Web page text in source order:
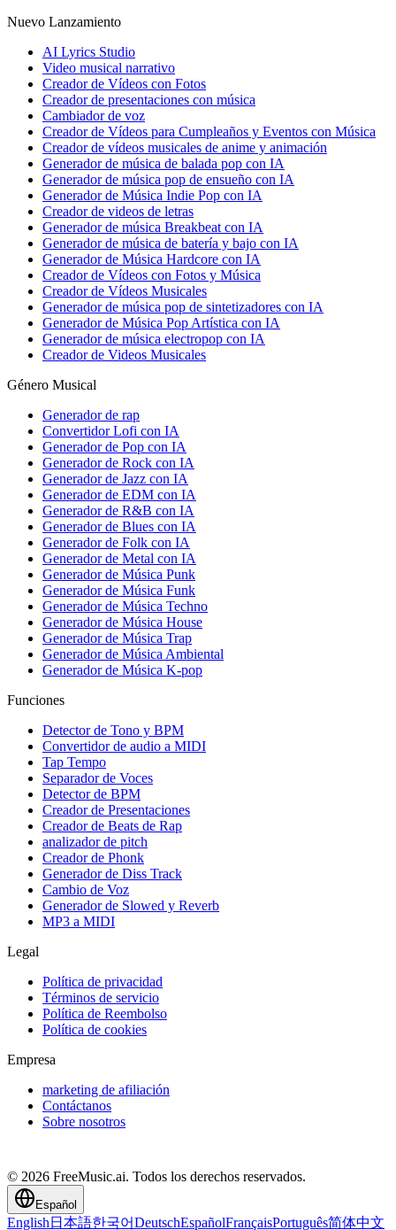
Nuevo Lanzamiento
AI Lyrics Studio
Video musical narrativo
Creador de Vídeos con Fotos
Creador de presentaciones con música
Cambiador de voz
Creador de Vídeos para Cumpleaños y Eventos con Música
Creador de vídeos musicales de anime y animación
Generador de música de balada pop con IA
Generador de música pop de ensueño con IA
Generador de Música Indie Pop con IA
Creador de videos de letras
Generador de música Breakbeat con IA
Generador de música de batería y bajo con IA
Generador de Música Hardcore con IA
Creador de Vídeos con Fotos y Música
Creador de Vídeos Musicales
Generador de música pop de sintetizadores con IA
Generador de Música Pop Artística con IA
Generador de música electropop con IA
Creador de Videos Musicales
Género Musical
Generador de rap
Convertidor Lofi con IA
Generador de Pop con IA
Generador de Rock con IA
Generador de Jazz con IA
Generador de EDM con IA
Generador de R&B con IA
Generador de Blues con IA
Generador de Folk con IA
Generador de Metal con IA
Generador de Música Punk
Generador de Música Funk
Generador de Música Techno
Generador de Música House
Generador de Música Trap
Generador de Música Ambiental
Generador de Música K-pop
Funciones
Detector de Tono y BPM
Convertidor de audio a MIDI
Tap Tempo
Separador de Voces
Detector de BPM
Creador de Presentaciones
Creador de Beats de Rap
analizador de pitch
Creador de Phonk
Generador de Diss Track
Cambio de Voz
Generador de Slowed y Reverb
MP3 a MIDI
Legal
Política de privacidad
Términos de servicio
Política de Reembolso
Política de cookies
Empresa
marketing de afiliación
Contáctanos
Sobre nosotros
© 2026 FreeMusic.ai. Todos los derechos reservados.
Español
English 日本語한국어DeutschEspañolFrançaisPortuguês简体中文